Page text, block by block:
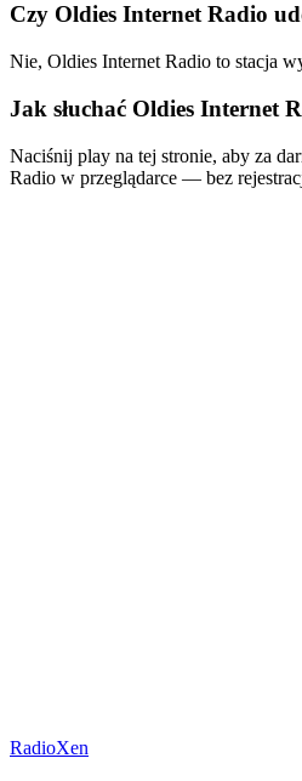
Czy Oldies Internet Radio
Nie, Oldies Internet Radio to stacja
Jak słuchać Oldies Internet
Naciśnij play na tej stronie, aby za
Radio w przeglądarce — bez
RadioXen